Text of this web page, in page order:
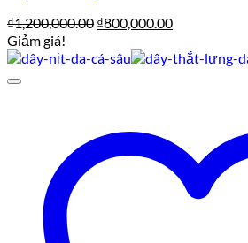
₫1,200,000.00 Giá
là:
₫800,000.00Giá
tại
Giảm giá!